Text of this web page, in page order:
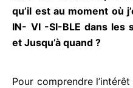
c’est qu’il est au
quasiment IN- VI -SI-
cinéma. Pourquoi et
Pour comprendre